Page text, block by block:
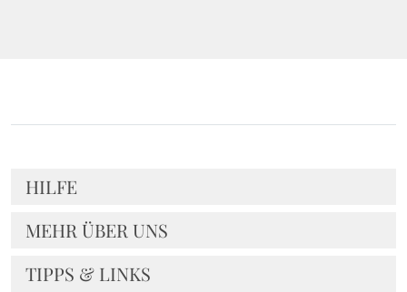
HILFE
MEHR ÜBER UNS
TIPPS & LINKS